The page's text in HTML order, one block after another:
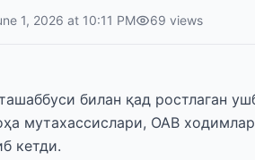
1, 2026 at 10:11 PM 69 views
билан қад ростлаган
мутахассислари, ОАВ
кетди.